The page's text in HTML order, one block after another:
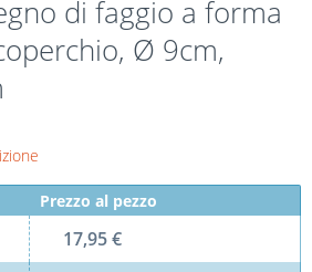
di faggio a forma
Ø 9cm,
Prezzo al pezzo
17,95 €